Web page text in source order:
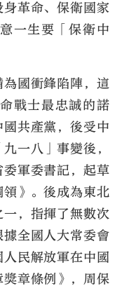
革命、保衛國家
一生要「保衛中
國衝鋒陷陣，這
戰士最忠誠的諾
共產黨，後受中
一八」事變後，
軍委書記，起草
領》。後成為東北
，指揮了無數次
全國人大常委會
民解放軍在中國
章條例》，周保